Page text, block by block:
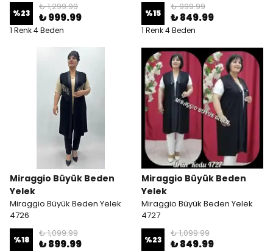
%23
₺ 1,299.99
₺ 999.99
1 Renk 4 Beden
%15
₺ 999.99
₺ 849.99
1 Renk 4 Beden
Miraggio Büyük Beden
Yelek
Miraggio Büyük Beden Yelek
4726
%18
₺ 1,099.99
₺ 899.99
Miraggio Büyük Beden
Yelek
Miraggio Büyük Beden Yelek
4727
%23
₺ 1,099.99
₺ 849.99